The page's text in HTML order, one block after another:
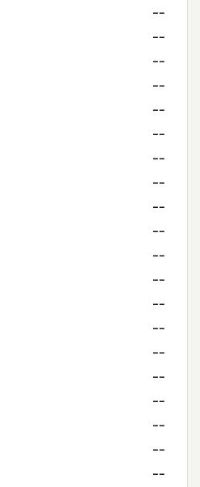
--
--
--
--
--
--
--
--
--
--
--
--
--
--
--
--
--
--
--
--